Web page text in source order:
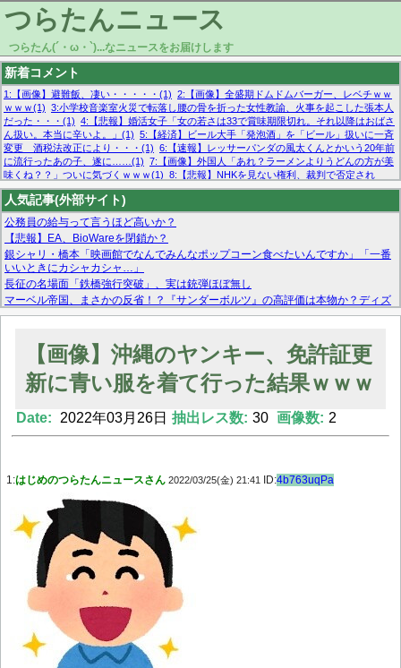
つらたんニュース
つらたん(´・ω・`)...なニュースをお届けします
新着コメント
1:【画像】避難飯、凄い・・・・・(1) 2:【画像】全盛期ドムドムバーガー、レベチｗｗ
ｗｗｗ(1) 3:小学校音楽室火災で転落し腰の骨を折った女性教諭、火事を起こした張本人
だった・・・(1) 4:【悲報】婚活女子「女の若さは33で賞味期限切れ。それ以降はおばさ
ん扱い。本当に辛いよ。」(1) 5:【経済】ビール大手「発泡酒」を「ビール」扱いに一斉
変更 酒税法改正により・・・(1) 6:【速報】レッサーパンダの風太くんとかいう20年前
に流行ったあの子、遂に……(1) 7:【画像】外国人「あれ？ラーメンよりうどんの方が美
味くね？？」ついに気づくｗｗｗ(1) 8:【悲報】NHKを見ない権利、裁判で否定され
る・・・(1) 9:欧州委員長「原発縮小は間違いでした」(1) 10:【悲報】日本企業の人手不
足、限界突破 52%「正社員も足りてません…」(1)
人気記事(外部サイト)
公務員の給与って言うほど高いか？
【悲報】EA、BioWareを閉鎖か？
銀シャリ・橋本「映画館でなんでみんなポップコーン食べたいんですか」「一番
いいときにカシャカシャ…」
長征の名場面「鉄橋強行突破」、実は銃弾ほぼ無し
マーベル帝国、まさかの反省！？『サンダーボルツ』の高評価は本物か？ディズ
ニーCEOの「量より質」宣言の裏で渦巻くファンの本音とMCUの未来を徹底考
【モー娘。石田亜佑美】ファーストテイク出演も新規獲得ならず？北川莉央が1
【画像あり】FacebookとかTwitterで拾ったエロ画像貼ってくよ
【画像】沖縄のヤンキー、免許証更
新に青い服を着て行った結果ｗｗｗ
Date: 2022年03月26日 抽出レス数: 30 画像数: 2
1:はじめのつらたんニュースさん 2022/03/25(金) 21:41 ID:4b763uqPa